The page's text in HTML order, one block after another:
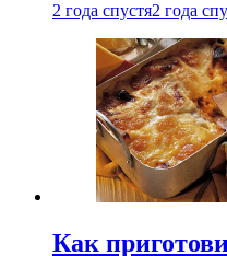
2 года спустя2 года
Как